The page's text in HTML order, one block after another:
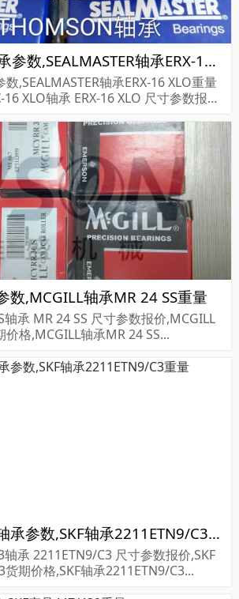
ERX-16 XLO轴承参数,SEALMASTER轴承ERX-16 XLO重量
数,SEALMASTER轴承ERX-16 XLO重量
16 XLO轴承 ERX-16 XLO 尺寸参数报价,
数,MCGILL轴承MR 24 SS重量
轴承 MR 24 SS 尺寸参数报价,MCGILL
价格,MCGILL轴承MR 24 SS...
2211ETN9/C3轴承参数,SKF轴承2211ETN9/C3重量
轴承 2211ETN9/C3 尺寸参数报价,SKF
期价格,SKF轴承2211ETN9/C3...